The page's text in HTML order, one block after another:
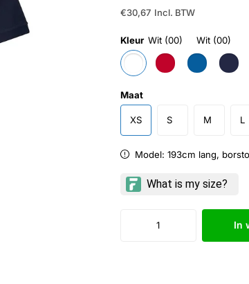
€30,67 Incl. BTW
Kleur Wit (00) Wit (00)
Maat
XS S M L
Model: 193cm lang,
In